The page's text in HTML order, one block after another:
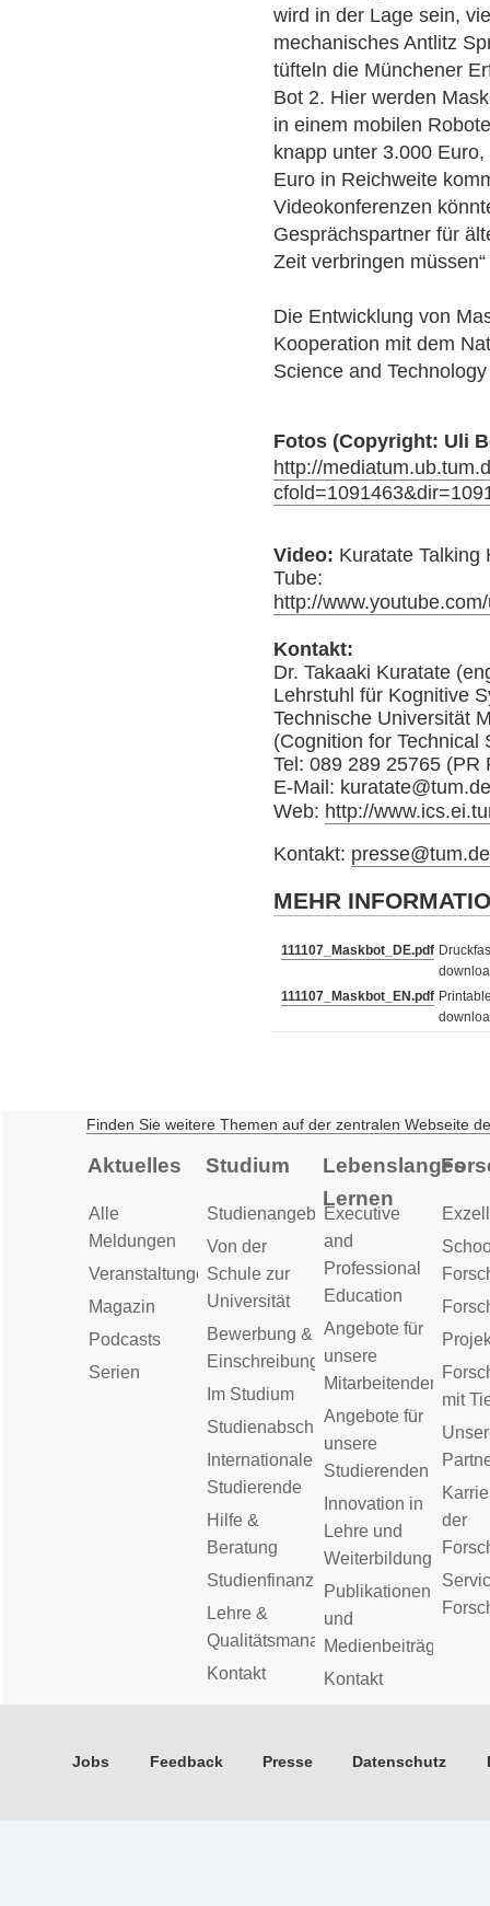
wird in der Lage sein,
mechanisches Antlitz
tüfteln die Münchener
Bot 2. Hier werden
in einem mobilen
knapp unter 3.000
Euro in Reichweite
Videokonferenzen
Gesprächspartner für
Zeit verbringen
Die Entwicklung von
Kooperation mit dem
Science and
Fotos (Copyright: Uli
http://
Video: Kuratate Talking
Tube:
http://
Kontakt:
Dr. Takaaki Kuratate
Lehrstuhl für Kognitive
Technische Universität
(Cognition for Technical
Tel: 089 289 25765 (PR
E-Mail:
Web: http://
Kontakt: presse@tum.de
MEHR
111107_Maskbot_DE.pdf
111107_Maskbot_EN.pdf
Finden Sie weitere Themen auf der zentralen Webseite
Aktuelles
Alle
Meldungen
Veranstaltungen
Magazin
Podcasts
Serien
Studium
Studienangebot
Von der
Schule zur
Universität
Bewerbung &
Einschreibung
Im Studium
Studienabschluss
Internationale
Studierende
Hilfe &
Beratung
Studienfinanzierung
Lehre &
Qualitätsmanagement
Kontakt
Lebenslanges
Lernen
Executive
and
Professional
Education
Angebote für
unsere
Mitarbeitenden
Angebote für
unsere
Studierenden
Innovation in
Lehre und
Weiterbildung
Publikationen
und
Medienbeiträge
Kontakt
mit
der
Jobs Feedback Presse Datenschutz